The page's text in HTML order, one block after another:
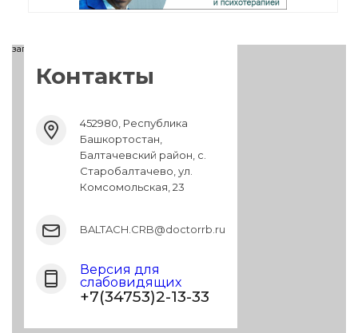
загрузка карты...
Контакты
452980, Республика
Башкортостан,
Балтачевский район, с.
Старобалтачево, ул.
Комсомольская, 23
BALTACH.CRB@doctorrb.ru
Версия для
слабовидящих
+7(34753)2-13-33